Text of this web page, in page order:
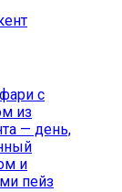
с
из
— день,
и
пейз